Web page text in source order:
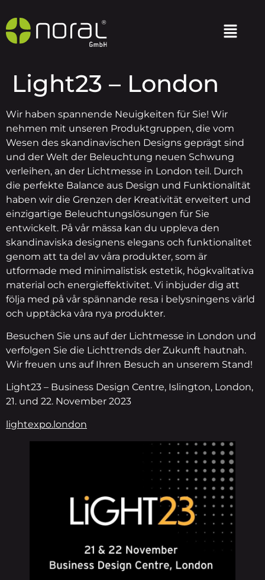
Light23 – London
Wir haben spannende Neuigkeiten für Sie! Wir
nehmen mit unseren Produktgruppen, die vom
Wesen des skandinavischen Designs geprägt sind
und der Welt der Beleuchtung neuen Schwung
verleihen, an der Lichtmesse in London teil. Durch
die perfekte Balance aus Design und Funktionalität
haben wir die Grenzen der Kreativität erweitert und
einzigartige Beleuchtungslösungen für Sie
entwickelt. På vår mässa kan du uppleva den
skandinaviska designens elegans och funktionalitet
genom att ta del av våra produkter, som är
utformade med minimalistisk estetik, högkvalitativa
material och energieffektivitet. Vi inbjuder dig att
följa med på vår spännande resa i belysningens värld
och upptäcka våra nya produkter.
Besuchen Sie uns auf der Lichtmesse in London und
verfolgen Sie die Lichttrends der Zukunft hautnah.
Wir freuen uns auf Ihren Besuch an unserem Stand!
Light23 – Business Design Centre, Islington, London,
21. und 22. November 2023
lightexpo.london